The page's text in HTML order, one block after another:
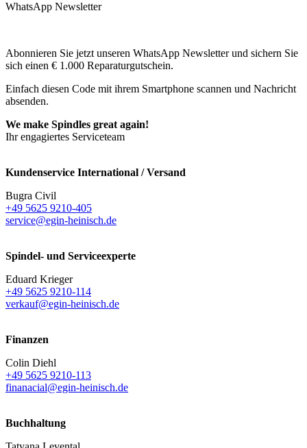
WhatsApp Newsletter
Abonnieren Sie jetzt unseren WhatsApp Newsletter und sichern Sie
sich einen € 1.000 Reparaturgutschein.
Einfach diesen Code mit ihrem Smartphone scannen und Nachricht
absenden.
We make Spindles great again!
Ihr engagiertes Serviceteam
Kundenservice International / Versand
Bugra Civil
+49 5625 9210-405
service@egin-heinisch.de
Spindel- und Serviceexperte
Eduard Krieger
+49 5625 9210-114
verkauf@egin-heinisch.de
Finanzen
Colin Diehl
+49 5625 9210-113
finanacial@egin-heinisch.de
Buchhaltung